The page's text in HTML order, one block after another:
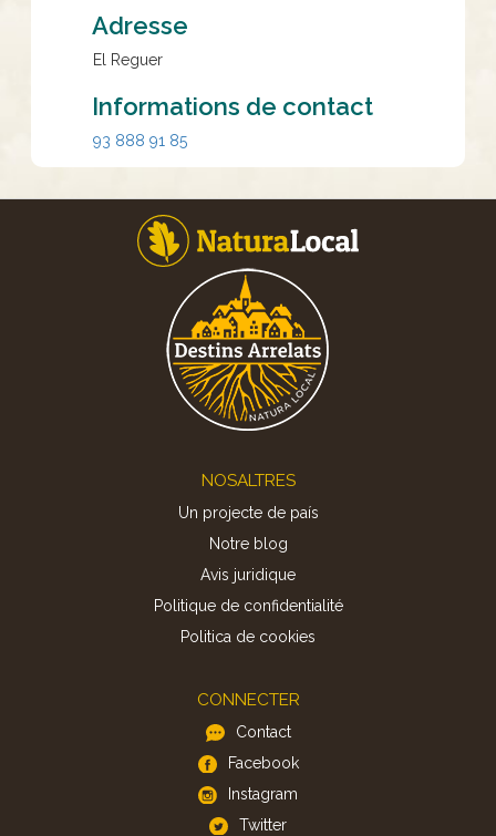
Adresse
El Reguer
Informations de contact
93 888 91 85
NOSALTRES
Un projecte de país
Notre blog
Avis juridique
Politique de confidentialité
Politica de cookies
CONNECTER
Contact
Facebook
Instagram
Twitter